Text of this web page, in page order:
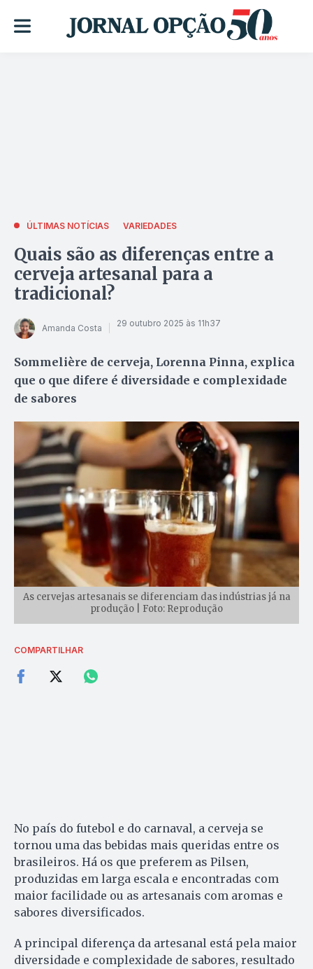
ÚLTIMAS NOTÍCIAS VARIEDADES
Quais são as diferenças entre a
cerveja artesanal para a
tradicional?
Amanda Costa 29 outubro 2025 às 11h37
Sommelière de cerveja, Lorenna Pinna, explica
que o que difere é diversidade e complexidade
de sabores
As cervejas artesanais se diferenciam das indústrias já na
produção | Foto: Reprodução
COMPARTILHAR
No país do futebol e do carnaval, a cerveja se
tornou uma das bebidas mais queridas entre os
brasileiros. Há os que preferem as Pilsen,
produzidas em larga escala e encontradas com
maior facilidade ou as artesanais com aromas e
sabores diversificados.
A principal diferença da artesanal está pela maior
diversidade e complexidade de sabores, resultado